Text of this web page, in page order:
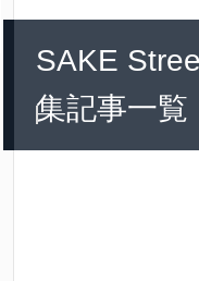
SAKE
集記事一覧